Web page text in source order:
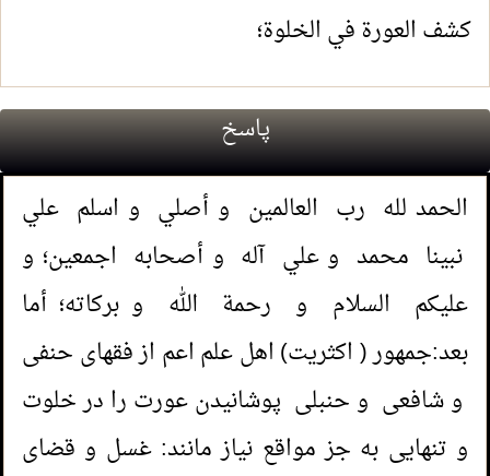
كشف العورة في الخلوة؛
پاسخ
الحمد لله رب العالمين و أصلي و اسلم علي
نبينا محمد و علي آله و أصحابه اجمعین؛ و
عليكم السلام و رحمة الله و بركاته؛ أما
بعد:جمهور ( اکثریت) اهل علم اعم از فقهای حنفى
و شافعی و حنبلی پوشانیدن عورت را در خلوت
و تنهایی به جز مواقع نیاز مانند: غسل و قضای